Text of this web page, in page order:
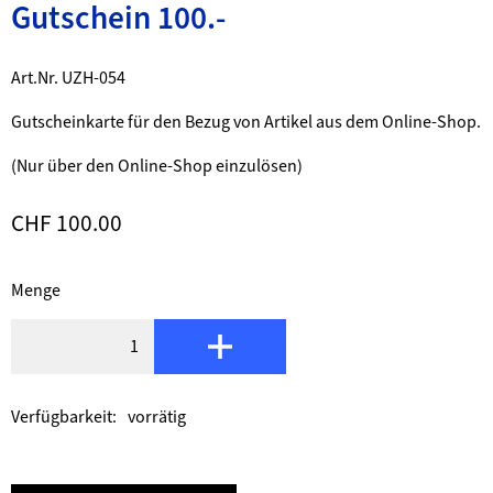
Gutschein 100.-
Art.Nr. UZH-054
Gutscheinkarte für den Bezug von Artikel aus dem Online-Shop.
(Nur über den Online-Shop einzulösen)
CHF 100.00
Menge
Verfügbarkeit: vorrätig